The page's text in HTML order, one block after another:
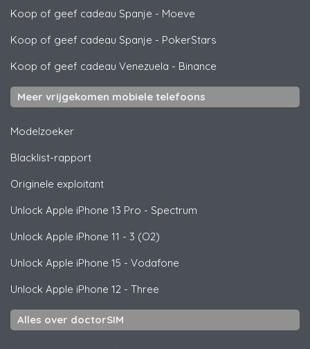
Koop of geef cadeau Spanje - Moeve
Koop of geef cadeau Spanje - PokerStars
Koop of geef cadeau Venezuela - Binance
Meer vrijgekomen mobiele telefoons
Modelzoeker
Blacklist-rapport
Originele exploitant
Unlock Apple iPhone 13 Pro - Spectrum
Unlock Apple iPhone 11 - 3 (O2)
Unlock Apple iPhone 15 - Vodafone
Unlock Apple iPhone 12 - Three
Alles over doctorSIM